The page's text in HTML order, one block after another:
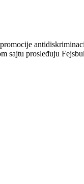
sajtu prosleđuju